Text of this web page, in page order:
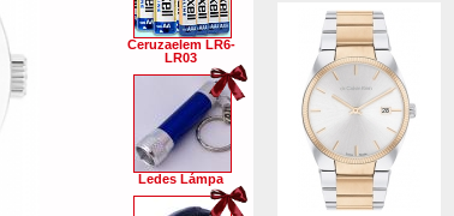
Ceruzaelem LR6-
LR03
Ledes Lámpa